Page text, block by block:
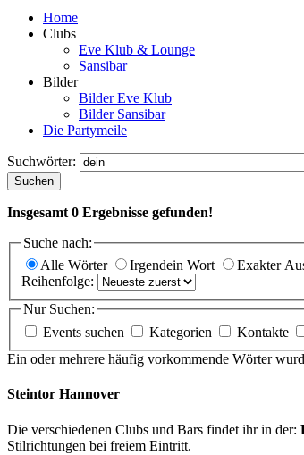
Home
Clubs
Eve Klub & Lounge
Sansibar
Bilder
Bilder Eve Klub
Bilder Sansibar
Die Partymeile
Suchwörter:
Suchen
Insgesamt 0 Ergebnisse gefunden!
Suche nach:
Alle Wörter
Irgendein Wort
Exakter
Reihenfolge:
Nur Suchen:
Events suchen
Kategorien Kontakte
Ein oder mehrere häufig vorkommende Wörter
Steintor Hannover
Die verschiedenen Clubs und Bars findet ihr in der:
Stilrichtungen bei freiem Eintritt.